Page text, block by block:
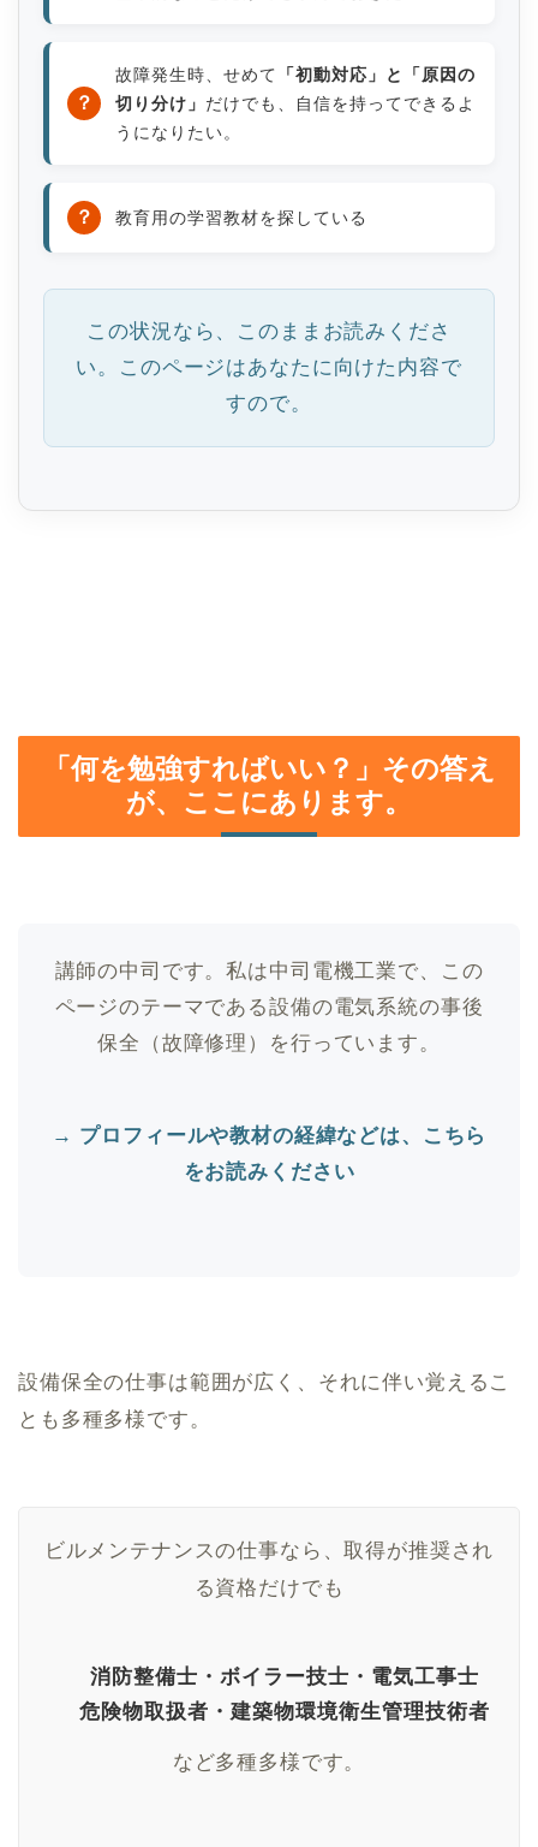
？
故障発生時、せめて
「初動対応」と「原因の
切り分け」 だけでも、自信を持ってできるよ
うになりたい。
？ 教育用の学習教材を探している
この状況なら、このままお読みくださ
い。このページはあなたに向けた内容で
すので。
「何を勉強すればいい？」その答え
が、ここにあります。
講師の中司です。私は中司電機工業で、この
ページのテーマである設備の電気系統の事後
保全（故障修理）を行っています。
→ プロフィールや教材の経緯などは、こちら
をお読みください
設備保全の仕事は範囲が広く、それに伴い覚えるこ
とも多種多様です。
ビルメンテナンスの仕事なら、取得が推奨され
る資格だけでも
消防整備士・ボイラー技士・電気工事士
危険物取扱者・建築物環境衛生管理技術者
など多種多様です。